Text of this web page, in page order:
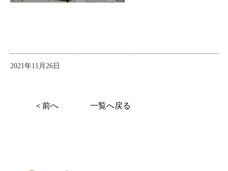
2021年11月26日
＜前へ 一覧へ戻る